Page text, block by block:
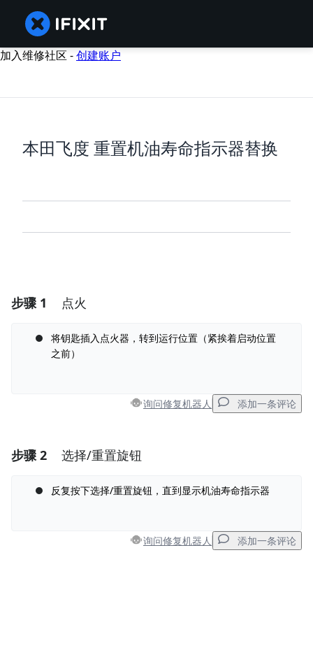
加入维修社区 -创建账户
本田飞度 重置机油寿命指示器替换
步骤 1 点火
将钥匙插入点火器，转到运行位置（紧挨着启动位置
之前）
询问修复机器人 添加一条评论
添加一条评论
添加评论
取消 发帖评论
步骤 2 选择/重置旋钮
反复按下选择/重置旋钮，直到显示机油寿命指示器
询问修复机器人 添加一条评论